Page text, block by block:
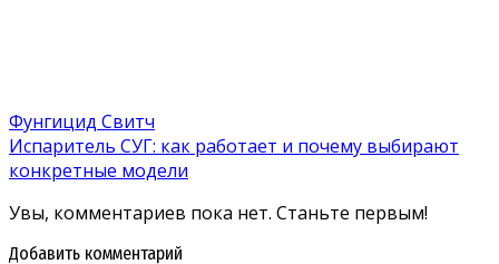
Фунгицид Свитч
Испаритель СУГ: как работает и почему выбирают
конкретные модели
Увы, комментариев пока нет. Станьте первым!
Добавить комментарий